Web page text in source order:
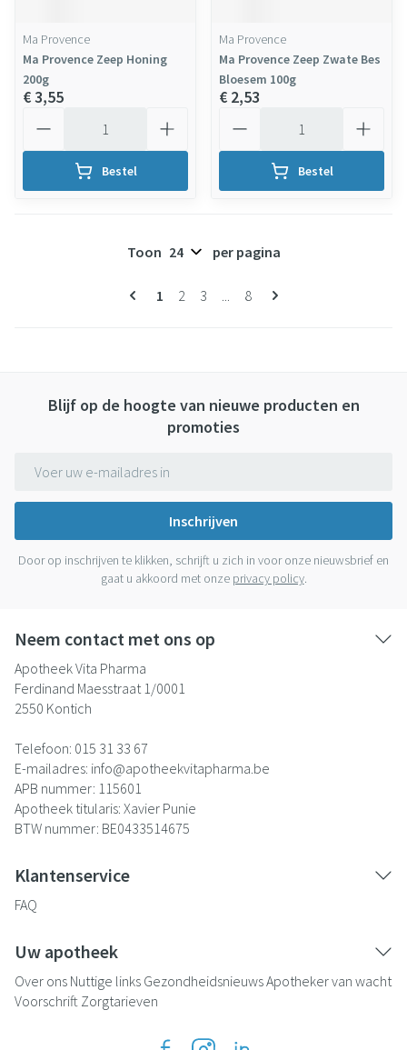
Ma Provence
Ma Provence Zeep Honing
200g
€ 3,55
Bestel
Ma Provence
Ma Provence Zeep Zwate Bes
Bloesem 100g
€ 2,53
Bestel
Pagina's
U lees momenteel pagina
1 Pagina
2 Pagina
3 ... Pagina
8
Toon per pagina
Blijf op de hoogte van nieuwe producten en
promoties
Inschrijven
Door op inschrijven te klikken, schrijft u zich in voor onze nieuwsbrief en
gaat u akkoord met onze privacy policy.
Neem contact met ons op
Apotheek Vita Pharma
Ferdinand Maesstraat 1/0001
2550 Kontich
Telefoon: 015 31 33 67
E-mailadres: info@apotheekvitapharma.be
APB nummer: 115601
Apotheek titularis: Xavier Punie
BTW nummer: BE0433514675
Klantenservice
FAQ
Uw apotheek
Over ons Nuttige links GezondheidsnieuwsApotheker van wacht
Voorschrift Zorgtarieven